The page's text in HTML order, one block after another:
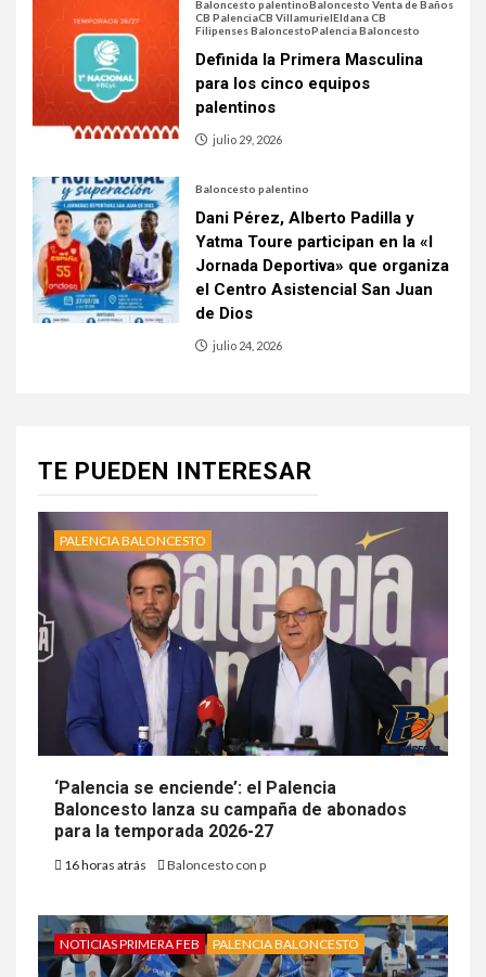
Baloncesto palentinoBaloncesto Venta de Baños
CB PalenciaCB VillamurielEldana CB
Filipenses BaloncestoPalencia Baloncesto
Definida la Primera Masculina
para los cinco equipos
palentinos
julio 29, 2026
Baloncesto palentino
Dani Pérez, Alberto Padilla y
Yatma Toure participan en la «I
Jornada Deportiva» que organiza
el Centro Asistencial San Juan
de Dios
julio 24, 2026
TE PUEDEN INTERESAR
PALENCIA BALONCESTO
‘Palencia se enciende’: el Palencia
Baloncesto lanza su campaña de abonados
para la temporada 2026-27
16 horas atrás Baloncesto con p
NOTICIAS PRIMERA FEB PALENCIA BALONCESTO